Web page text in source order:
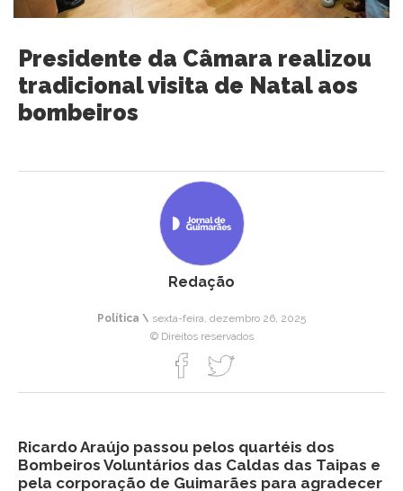
Presidente da Câmara realizou
tradicional visita de Natal aos
bombeiros
Redação
Política \ sexta-feira, dezembro 26, 2025
© Direitos reservados
Ricardo Araújo passou pelos quartéis dos
Bombeiros Voluntários das Caldas das Taipas e
pela corporação de Guimarães para agradecer